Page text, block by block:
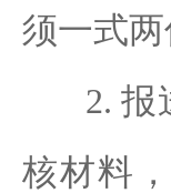
须一式
2. 报送
核材料